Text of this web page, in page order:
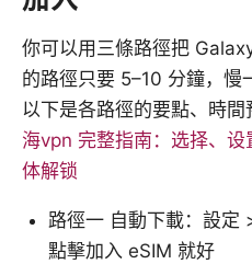
你可以用三條路徑把
的路徑只要 5–10 分鐘，慢
以下是各路徑的要點、時間
海vpn 完整指南：选择、
体解锁
路徑一 自動下載：設定
點擊加入 eSIM 就好